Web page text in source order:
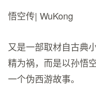
悟空传| WuKong
又是一部取材自古典
精为祸，而是以孙悟
一个伪西游故事。